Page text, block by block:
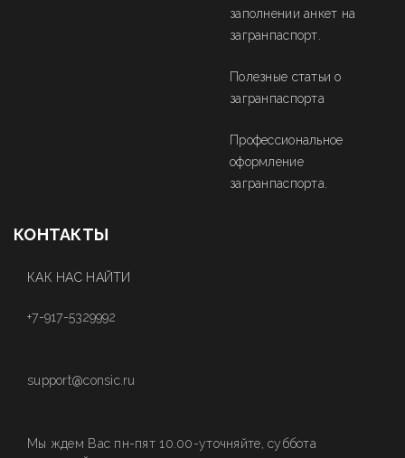
заполнении анкет на
загранпаспорт.
Полезные статьи о
загранпаспорта
Профессиональное
оформление
загранпаспорта.
КОНТАКТЫ
КАК НАС НАЙТИ
+7-917-5329992
support@consic.ru
Мы ждем Вас пн-пят 10.00-уточняйте, суббота